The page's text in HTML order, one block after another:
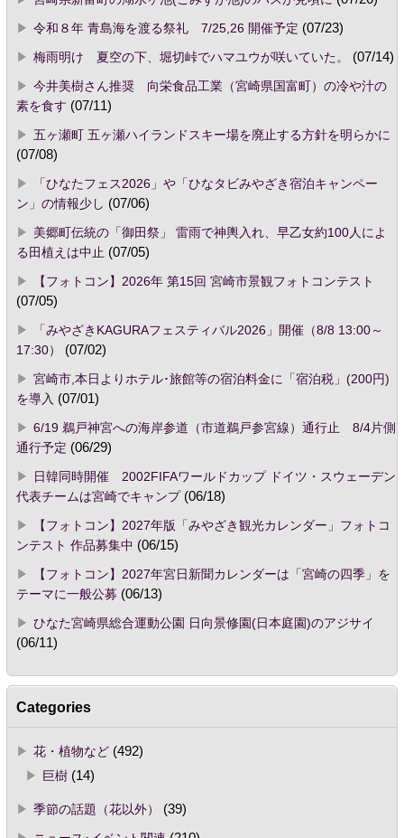
令和８年 青島海を渡る祭礼 7/25,26 開催予定 (07/23)
梅雨明け 夏空の下、堀切峠でハマユウが咲いていた。
(07/14)
今井美樹さん推奨 向栄食品工業（宮崎県国富町）の冷や汁の
素を食す (07/11)
五ヶ瀬町 五ヶ瀬ハイランドスキー場を廃止する方針を明らかに
(07/08)
「ひなたフェス2026」や「ひなタビみやざき宿泊キャンペー
ン」の情報少し (07/06)
美郷町伝統の「御田祭」 雷雨で神輿入れ、早乙女約100人によ
る田植えは中止 (07/05)
【フォトコン】2026年 第15回 宮崎市景観フォトコンテスト
(07/05)
「みやざきKAGURAフェスティバル2026」開催（8/8 13:00～
17:30）
(07/02)
宮崎市,本日よりホテル･旅館等の宿泊料金に「宿泊税」(200円)
を導入 (07/01)
6/19 鵜戸神宮への海岸参道（市道鵜戸参宮線）通行止 8/4片側
通行予定 (06/29)
日韓同時開催 2002FIFAワールドカップ ドイツ・スウェーデン
代表チームは宮崎でキャンプ(06/18)
【フォトコン】2027年版「みやざき観光カレンダー」フォトコ
ンテスト 作品募集中 (06/15)
【フォトコン】2027年宮日新聞カレンダーは「宮崎の四季」を
テーマに一般公募 (06/13)
ひなた宮崎県総合運動公園 日向景修園(日本庭園)のアジサイ
(06/11)
Categories
花・植物など(492)
巨樹(14)
季節の話題（花以外）
(39)